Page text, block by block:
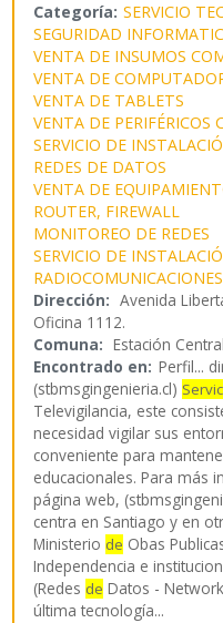
Categoría: SERVICIO
SEGURIDAD
VENTA DE INSUMOS
VENTA DE
VENTA DE TABLETS
VENTA DE PERIFÉRICOS
SERVICIO DE
REDES DE DATOS
VENTA DE
ROUTER, FIREWALL
MONITOREO DE REDES
SERVICIO DE
RADIOCOMUNICACIONES
Dirección: Avenida
Oficina 1112.
Comuna: Estación Central
Encontrado en: Perfil...
(stbmsgingenieria.cl)
Televigilancia, este
necesidad vigilar sus
conveniente para
educacionales. Para más
página web,
centra en Santiago y en
Ministerio de Obas
Independencia e
(Redes de Datos -
última tecnología...